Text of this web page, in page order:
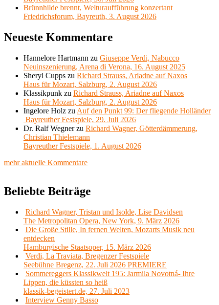
Brünnhilde brennt, Welturaufführung konzertant
Friedrichsforum, Bayreuth, 3. August 2026
Neueste Kommentare
Hannelore Hartmann zu Giuseppe Verdi, Nabucco
Neuinszenierung, Arena di Verona, 16. August 2025
Sheryl Cupps zu Richard Strauss, Ariadne auf Naxos
Haus für Mozart, Salzburg, 2. August 2026
Klassikpunk zu Richard Strauss, Ariadne auf Naxos
Haus für Mozart, Salzburg, 2. August 2026
Ingelore Holz zu Auf den Punkt 99: Der fliegende Holländer
Bayreuther Festspiele, 29. Juli 2026
Dr. Ralf Wegnerzu Richard Wagner, Götterdämmerung,
Christian Thielemann
Bayreuther Festspiele, 1. August 2026
mehr aktuelle Kommentare
Beliebte Beiträge
Richard Wagner, Tristan und Isolde, Lise Davidsen
The Metropolitan Opera, New York, 9. März 2026
Die Große Stille, In fernen Welten, Mozarts Musik neu
entdecken
Hamburgische Staatsoper, 15. März 2026
Verdi, La Traviata, Bregenzer Festspiele
Seebühne Bregenz, 22. Juli 2026 PREMIERE
Sommereggers Klassikwelt 195: Jarmila Novotná- Ihre
Lippen, die küssten so heiß
klassik-begeistert.de, 27. Juli 2023
Interview Genny Basso